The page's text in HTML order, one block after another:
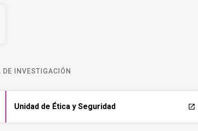
DE INVESTIGACIÓN
Unidad de Ética y Seguridad launch